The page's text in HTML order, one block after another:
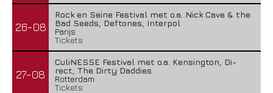
26-08
Rock en Seine Festival met o.a. Nick Cave & the
Bad Seeds, Deftones, Interpol
Parijs
Tickets
27-08
CuliNESSE Festival met o.a. Kensington, Di-
rect, The Dirty Daddies
Rotterdam
Tickets